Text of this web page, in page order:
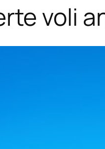
voli